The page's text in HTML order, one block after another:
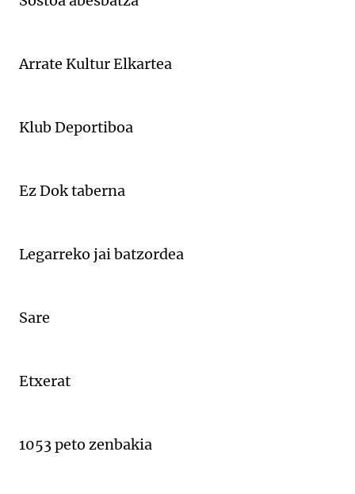
Arrate Kultur Elkartea
Klub Deportiboa
Ez Dok taberna
Legarreko jai batzordea
Sare
Etxerat
1053 peto zenbakia